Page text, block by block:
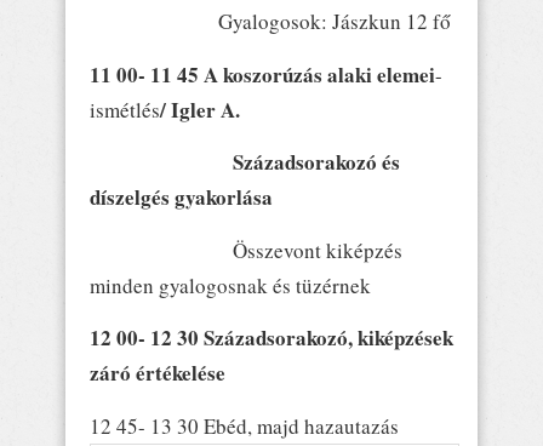
Gyalogosok: Jászkun 12 fő
11 00- 11 45 A koszorúzás alaki elemei-
ismétlés/ Igler A.
Századsorakozó és
díszelgés gyakorlása
Összevont kiképzés
minden gyalogosnak és tüzérnek
12 00- 12 30 Századsorakozó, kiképzések
záró értékelése
12 45- 13 30 Ebéd, majd hazautazás